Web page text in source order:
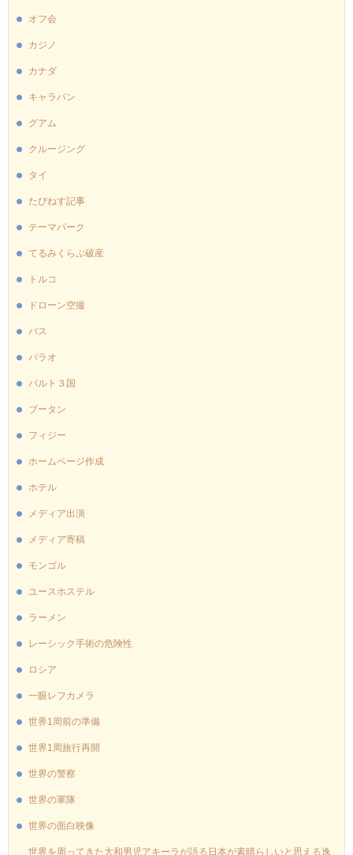
オフ会
カジノ
カナダ
キャラバン
グアム
クルージング
タイ
たびねす記事
テーマパーク
てるみくらぶ破産
トルコ
ドローン空撮
バス
パラオ
バルト３国
ブータン
フィジー
ホームページ作成
ホテル
メディア出演
メディア寄稿
モンゴル
ユースホステル
ラーメン
レーシック手術の危険性
ロシア
一眼レフカメラ
世界1周前の準備
世界1周旅行再開
世界の警察
世界の軍隊
世界の面白映像
世界を周ってきた大和男児アキーラが語る日本が素晴らしいと思える逸